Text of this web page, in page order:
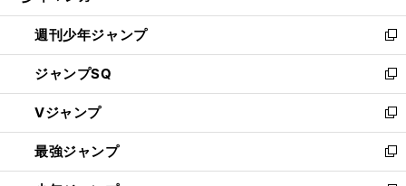
開
く
週刊少年ジャンプ
新
し
い
ウ
ィ
ン
ド
ウ
ジャンプSQ
新
し
い
ウ
ィ
ン
Vジャンプ
新
し
い
ウ
最強ジャンプ
新
し